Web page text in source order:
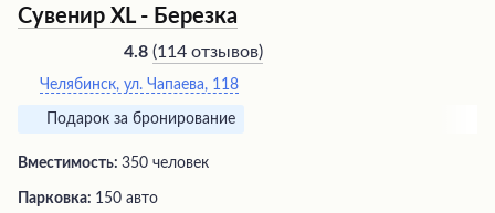
Сувенир XL - Березка
4.8 (114 отзывов)
Челябинск, ул. Чапаева, 118
Подарок за бронирование
Вместимость: 350 человек
Парковка: 150 авто